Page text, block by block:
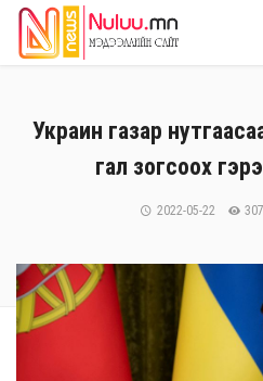
Украин газар
гал зогсоох
2022-05-22